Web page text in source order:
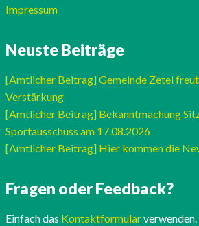
Impressum
Neuste Beiträge
[Amtlicher Beitrag] Gemeinde Zetel
Verstärkung
[Amtlicher Beitrag] Bekanntmachung
Sportausschuss am 17.08.2026
[Amtlicher Beitrag] Hier kommen die
Fragen oder Feedback?
Einfach das Kontaktformularverwenden.